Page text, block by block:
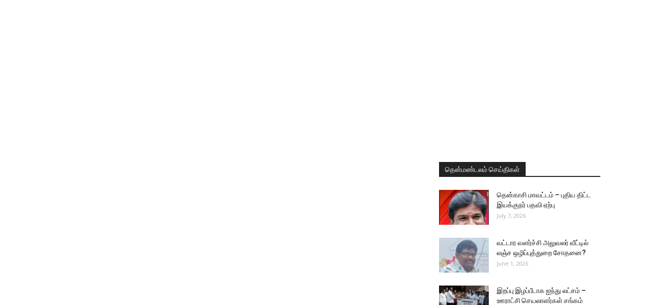
தென்மண்டலம் செய்திகள்
தென்காசி மாவட்டம் – புதிய திட்ட
இயக்குநர் பதவி ஏற்பு
July 7, 2026
வட்டார வளர்ச்சி அலுவலர் வீட்டில்
லஞ்ச ஒழிப்புத்துறை சோதனை?
June 1, 2026
இறப்பு இழப்பீடாக ஐந்து லட்சம் –
ஊராட்சி செயலாளர்கள் சங்கம்